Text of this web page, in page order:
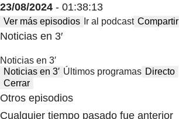
23/08/2024 - 01:38:13
Ver más episodios Ir al podcast Compartir
Noticias en 3′
Noticias en 3′
Noticias en 3′ Últimos programas Directo
Cerrar
Otros episodios
Cualquier tiempo pasado fue anterior